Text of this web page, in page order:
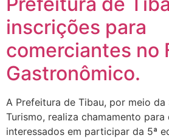
inscrições para
comerciantes no
Gastronômico.
A Prefeitura de Tibau, por meio da
Turismo, realiza chamamento para
interessados em participar da 5ª